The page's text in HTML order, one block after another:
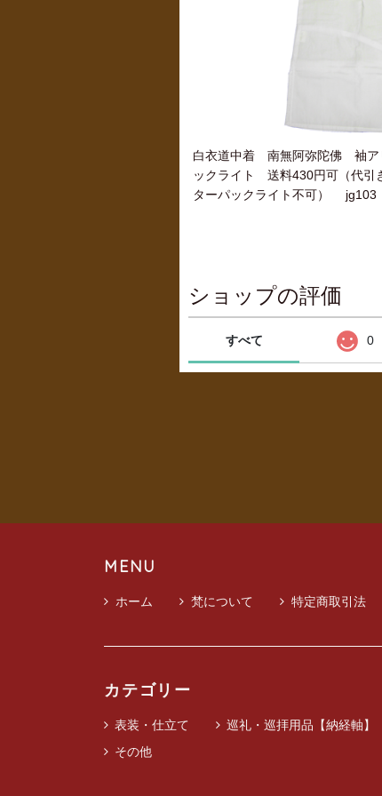
白衣道中着 南無阿弥陀佛 袖
ックライト 送料430円可（代引
ターパックライト不可） jg103
ショップの評価
すべて 0
MENU
ホーム 梵について 特定商取引法
カテゴリー
表装・仕立て 巡礼・巡拝用品【納経軸】
その他